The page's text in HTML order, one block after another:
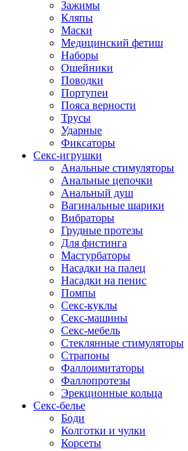
Зажимы
Кляпы
Маски
Медицинский фетиш
Наборы
Ошейники
Поводки
Портупеи
Пояса верности
Трусы
Ударные
Фиксаторы
Секс-игрушки
Анальные стимуляторы
Анальные цепочки
Анальный душ
Вагинальные шарики
Вибраторы
Грудные протезы
Для фистинга
Мастурбаторы
Насадки на палец
Насадки на пенис
Помпы
Секс-куклы
Секс-машины
Секс-мебель
Стеклянные стимуляторы
Страпоны
Фаллоимитаторы
Фаллопротезы
Эрекционные кольца
Секс-белье
Боди
Колготки и чулки
Корсеты